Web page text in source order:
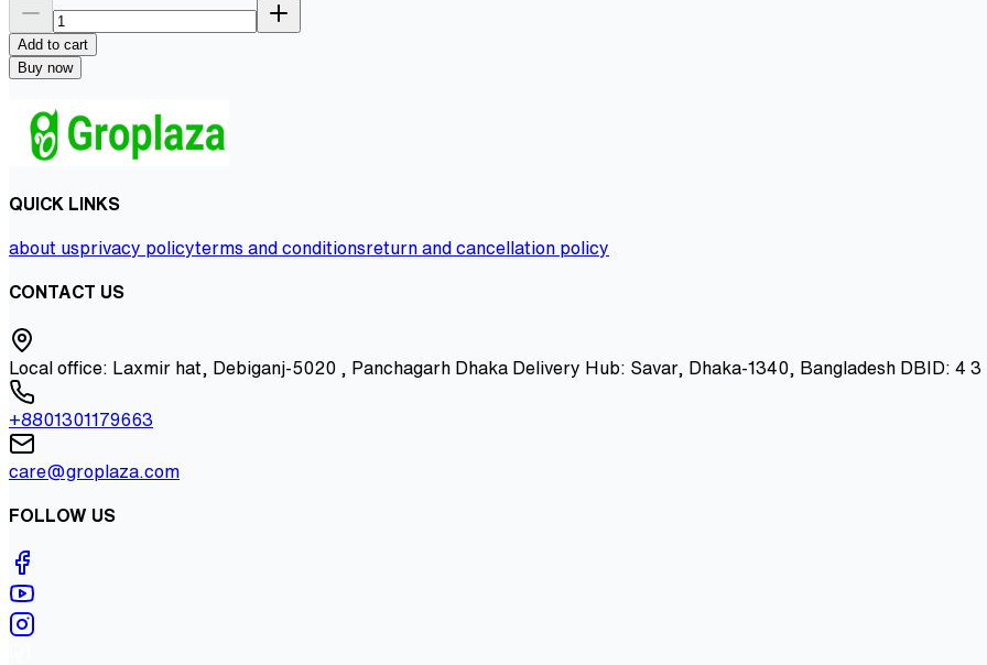
Add to cart
Buy now
QUICK LINKS
about usprivacy policyterms and conditionsreturn and cancellation policy
CONTACT US
Local office: Laxmir hat, Debiganj-5020 , Panchagarh Dhaka Delivery Hub: Savar, Dhaka-1340, Bangladesh DBID: 4 3
+8801301179663
care@groplaza.com
FOLLOW US